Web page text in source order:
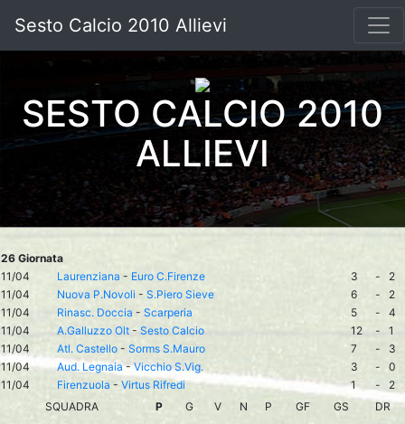
Sesto Calcio 2010 Allievi
SESTO CALCIO 2010
ALLIEVI
26 Giornata
11/04
Laurenziana - Euro C.Firenze 3 -
2
11/04
Nuova P.Novoli - S.Piero Sieve 6 -
2
11/04
Rinasc. Doccia - Scarperia 5 -
4
11/04
A.Galluzzo Olt - Sesto Calcio 12 -
1
11/04
Atl. Castello - Sorms S.Mauro 7 -
3
11/04
Aud. Legnaia-Vicchio S.Vig. 3 -
0
11/04
Firenzuola - Virtus Rifredi 1 -
2
SQUADRA
P G V N P GF GS
DR